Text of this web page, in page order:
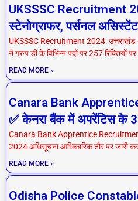
UKSSSC Recruitment
स्टेनोग्राफर, पर्सनल
UKSSSC Recruitment 2024:
ने ग्रुप डी के विभिन्न पदों पर 257 रिक्तियों
READ MORE »
Canara Bank
✅ केनरा बैंक में अपरेंटिस के
Canara Bank Apprentice
2024 अधिसूचना आधिकारिक तौर पर जारी
READ MORE »
Odisha Police